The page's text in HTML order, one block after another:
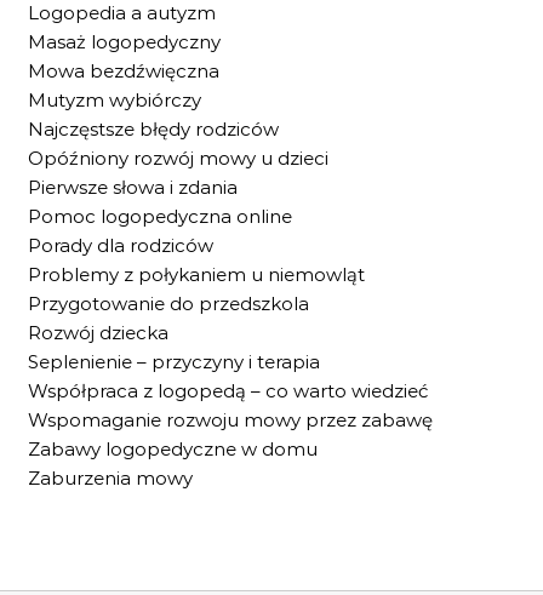
Logopedia a autyzm
Masaż logopedyczny
Mowa bezdźwięczna
Mutyzm wybiórczy
Najczęstsze błędy rodziców
Opóźniony rozwój mowy u dzieci
Pierwsze słowa i zdania
Pomoc logopedyczna online
Porady dla rodziców
Problemy z połykaniem u niemowląt
Przygotowanie do przedszkola
Rozwój dziecka
Seplenienie – przyczyny i terapia
Współpraca z logopedą – co warto wiedzieć
Wspomaganie rozwoju mowy przez zabawę
Zabawy logopedyczne w domu
Zaburzenia mowy